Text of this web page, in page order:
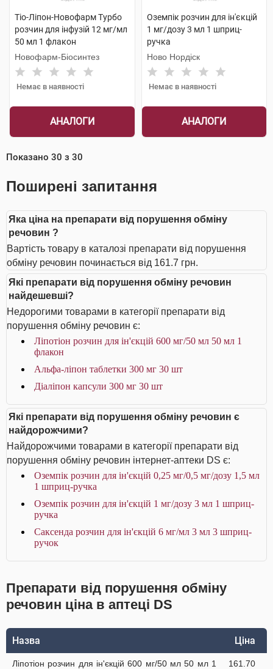
Тіо-Ліпон-Новофарм Турбо
розчин для інфузій 12 мг/мл
50 мл 1 флакон
Новофарм-Біосинтез
Немає в наявності
АНАЛОГИ
Оземпік розчин для ін'єкцій
1 мг/дозу 3 мл 1 шприц-
ручка
Ново Нордіск
Немає в наявності
АНАЛОГИ
Показано 30 з 30
Поширені запитання
Яка ціна на препарати від порушення обміну
речовин ?
Вартість товару в каталозі препарати від порушення
обміну речовин починається від 161.7 грн.
Які препарати від порушення обміну речовин
найдешевші?
Недорогими товарами в категорії препарати від
порушення обміну речовин є:
Ліпотіон розчин для ін'єкцій 600 мг/50 мл 50 мл 1
флакон
Альфа-ліпон таблетки 300 мг 30 шт
Діаліпон капсули 300 мг 30 шт
Які препарати від порушення обміну речовин є
найдорожчими?
Найдорожчими товарами в категорії препарати від
порушення обміну речовин інтернет-аптеки DS є:
Оземпік розчин для ін'єкцій 0,25 мг/0,5 мг/дозу 1,5 мл
1 шприц-ручка
Оземпік розчин для ін'єкцій 1 мг/дозу 3 мл 1 шприц-
ручка
Саксенда розчин для ін'єкцій 6 мг/мл 3 мл 3 шприц-
ручок
Препарати від порушення обміну
речовин ціна в аптеці DS
Назва Ціна
Ліпотіон розчин для ін'єкцій 600 мг/50 мл 50 мл 1
161.70